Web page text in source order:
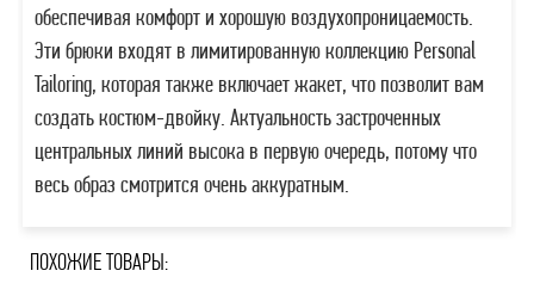
обеспечивая комфорт и хорошую воздухопроницаемость.
Эти брюки входят в лимитированную коллекцию Personal
Tailoring, которая также включает жакет, что позволит вам
создать костюм-двойку. Актуальность застроченных
центральных линий высока в первую очередь, потому что
весь образ смотрится очень аккуратным.
ПОХОЖИЕ ТОВАРЫ: